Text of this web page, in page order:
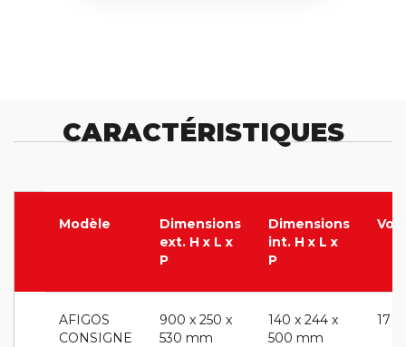
CARACTÉRISTIQUES
Modèle
Dimensions
ext. H x L x
P
Dimensions
int. H x L x
P
AFIGOS
CONSIGNE
900 x 250 x
530 mm
140 x 244 x
500 mm
17 l